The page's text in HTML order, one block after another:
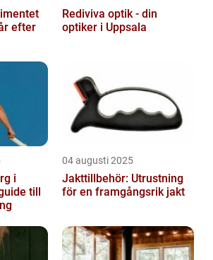
efter
Rediviva optik - din
optiker i Uppsala
i
till
04 augusti 2025
Jakttillbehör: Utrustning
för en framgångsrik jakt